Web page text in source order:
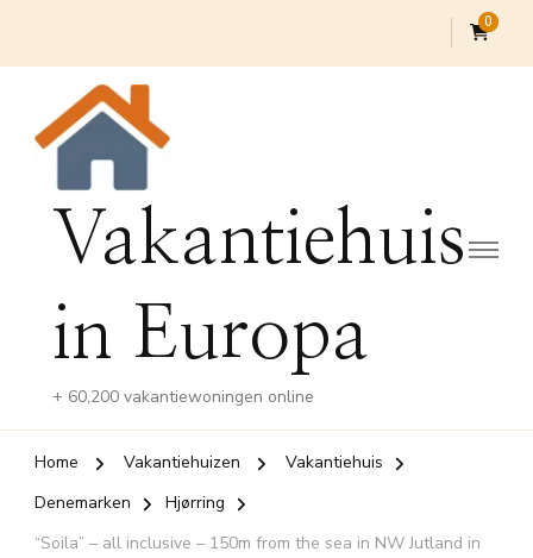
0
Vakantiehuis
in Europa
+ 60,200 vakantiewoningen online
Home Vakantiehuizen
Vakantiehuis
Denemarken
Hjørring
“Soila” – all inclusive – 150m from the sea in NW Jutland in